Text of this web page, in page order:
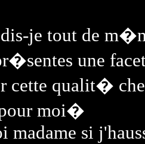
je tout de
une
cette qualit�
moi�
madame si